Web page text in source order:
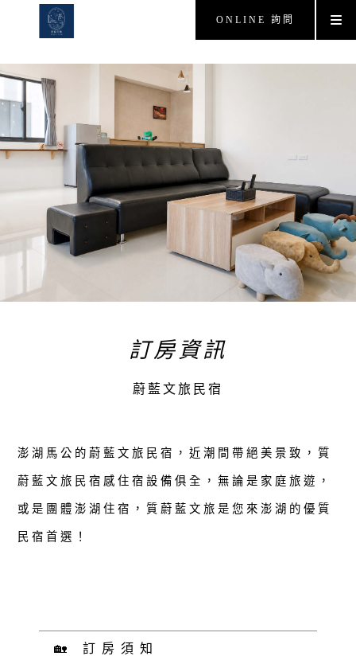
ONLINE 詢問
訂房資訊
蔚藍文旅民宿
澎湖馬公的蔚藍文旅民宿，近潮間帶絕美景致，質
蔚藍文旅民宿感住宿設備俱全，無論是家庭旅遊，
或是團體澎湖住宿，質蔚藍文旅是您來澎湖的優質
民宿首選！
🏡 訂房須知